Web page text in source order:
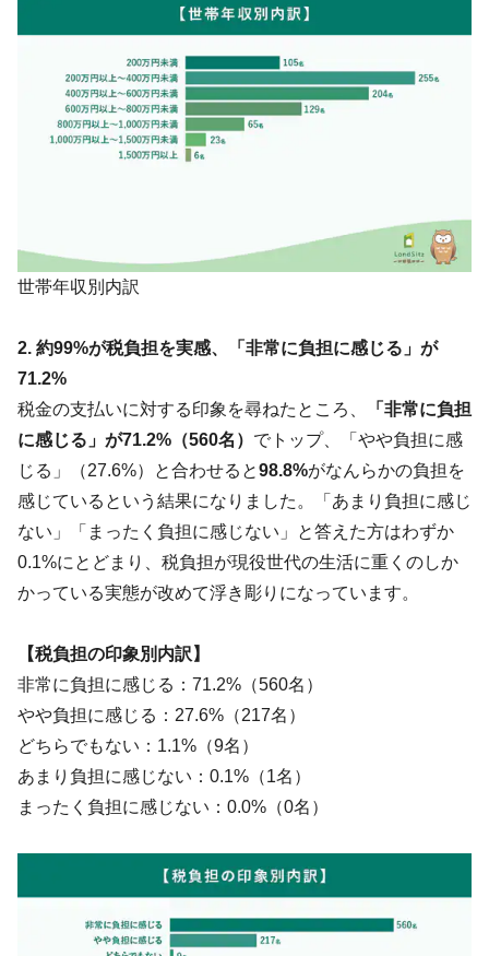
世帯年収別内訳
2. 約99%が税負担を実感、「非常に負担に感じる」が
71.2%
税金の支払いに対する印象を尋ねたところ、
「非常に負担
に感じる」が71.2%（560名） でトップ、「やや負担に感
じる」（27.6%）と合わせると98.8%がなんらかの負担を
感じているという結果になりました。「あまり負担に感じ
ない」「まったく負担に感じない」と答えた方はわずか
0.1%にとどまり、税負担が現役世代の生活に重くのしか
かっている実態が改めて浮き彫りになっています。
【税負担の印象別内訳】
非常に負担に感じる：71.2%（560名）
やや負担に感じる：27.6%（217名）
どちらでもない：1.1%（9名）
あまり負担に感じない：0.1%（1名）
まったく負担に感じない：0.0%（0名）